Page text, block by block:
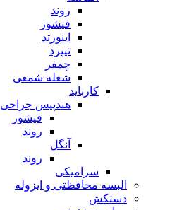
روند
فیشور
اینورتد
تیپرد
چمفر
شعله شمعی
کارباید
هندپیس جراحی
فیشور
روند
آنگل
روند
سرامیکی
البسه محافظتی و ایزوله
دستکش